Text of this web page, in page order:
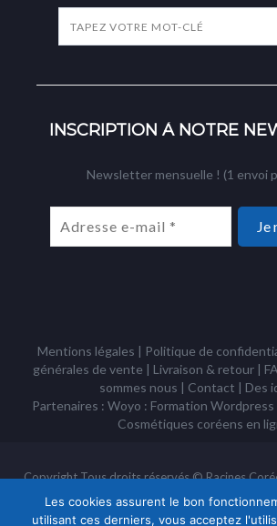
INSCRIPTION À NOTRE
Newsletter mensuelle ! (1 envoi
Mentions légales | Politique de
générales de vente | Livraison & retour |
sommes nous | Contact | Des
Partenaires : Woyo : Formation Wordpress
Cosmétiques coréens en
Copyright Tous droits réservés © Racines
Les cookies assurent le bon
utilisant ces derniers, vous acceptez